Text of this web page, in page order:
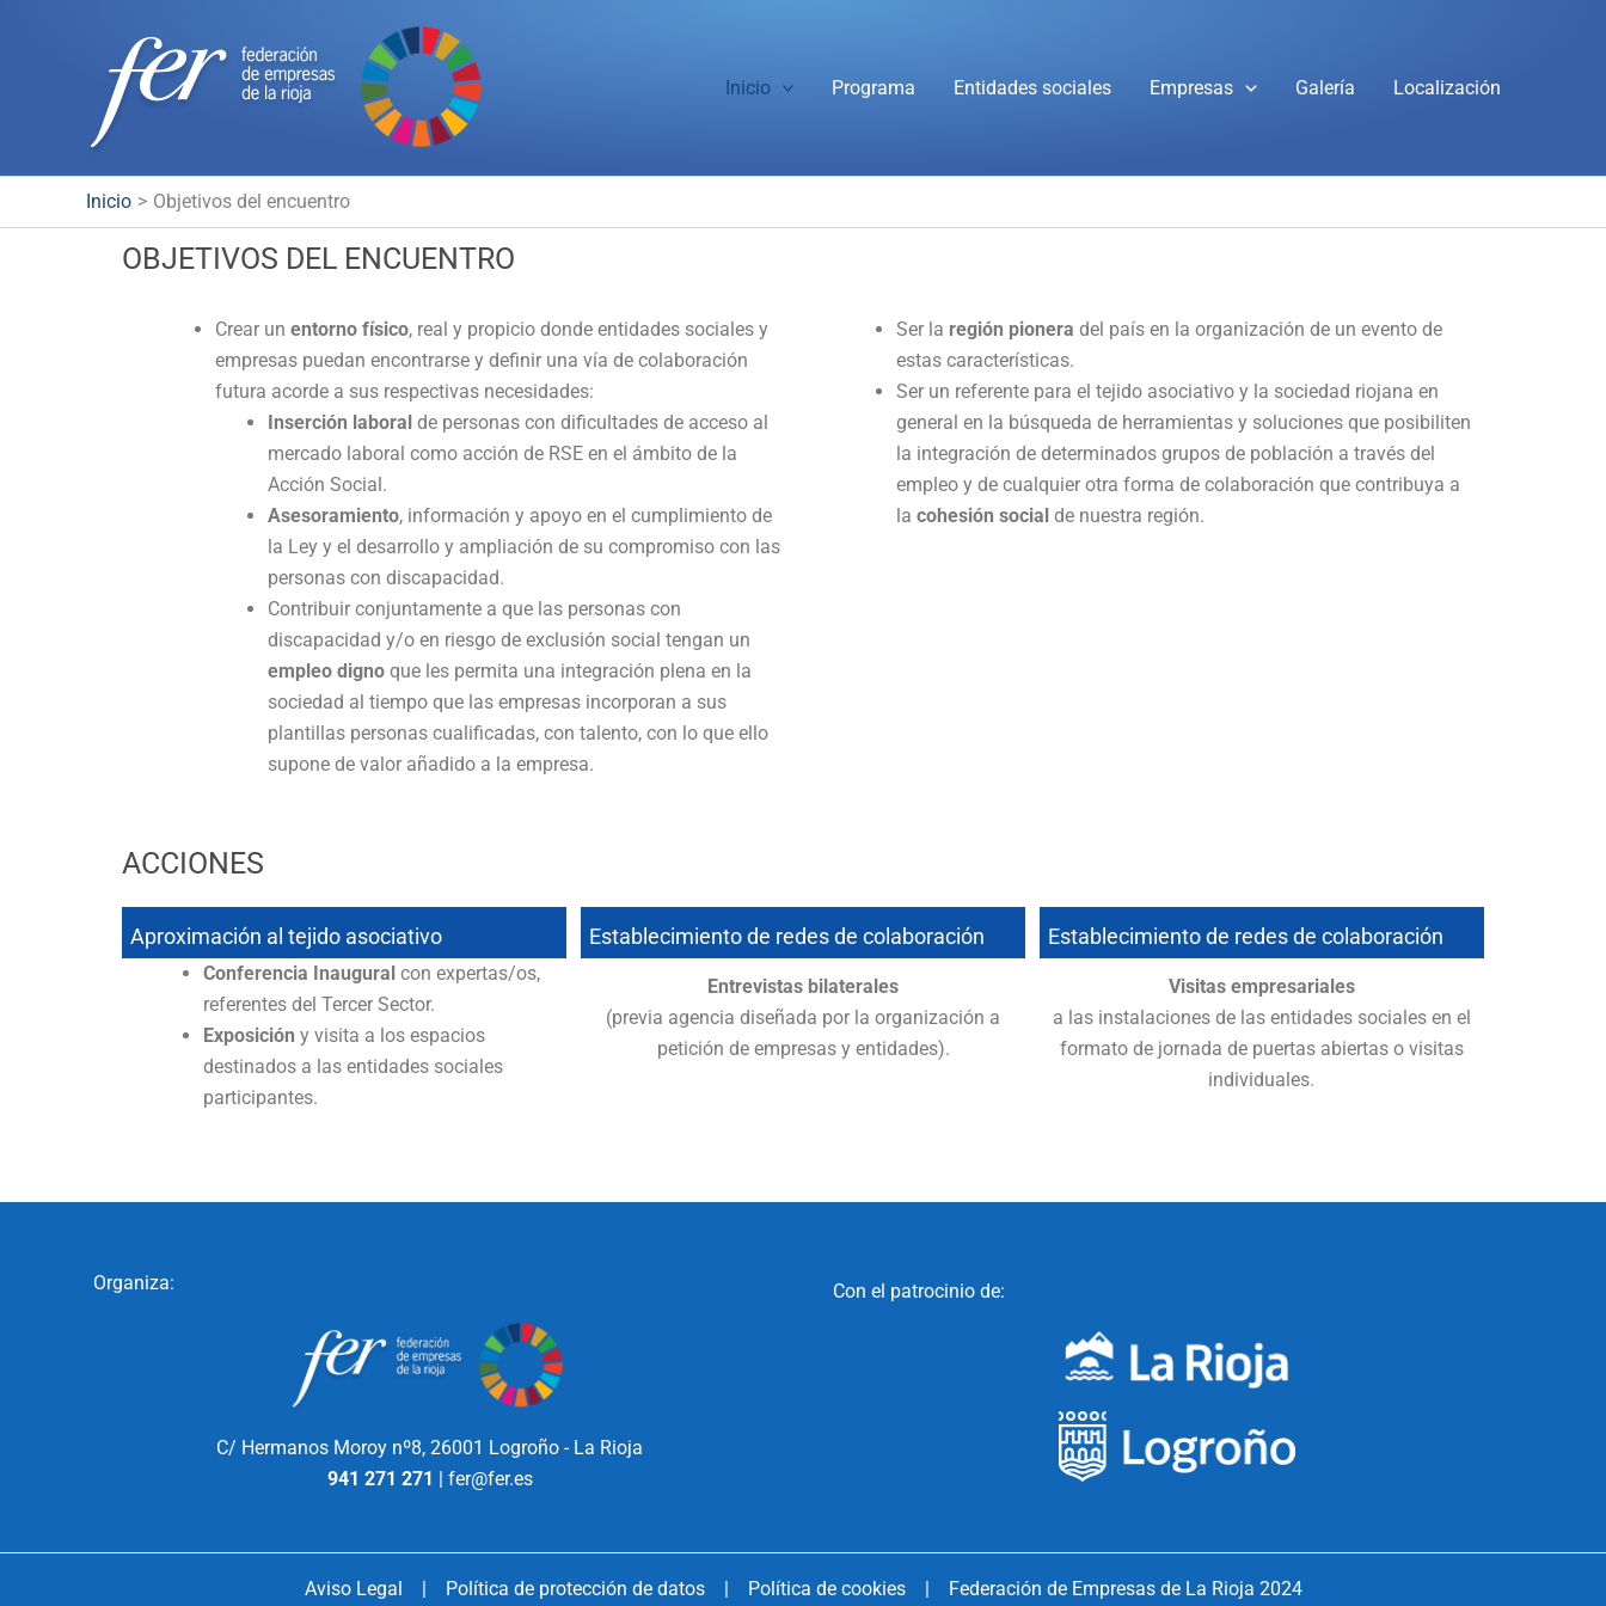
Inicio Programa Entidades sociales Empresas Galería Localización
Inicio Objetivos del encuentro
OBJETIVOS DEL ENCUENTRO
Crear un entorno físico, real y propicio donde entidades sociales y
empresas puedan encontrarse y definir una vía de colaboración
futura acorde a sus respectivas necesidades:
Inserción laboral de personas con dificultades de acceso al
mercado laboral como acción de RSE en el ámbito de la
Acción Social.
Asesoramiento, información y apoyo en el cumplimiento de
la Ley y el desarrollo y ampliación de su compromiso con las
personas con discapacidad.
Contribuir conjuntamente a que las personas con
discapacidad y/o en riesgo de exclusión social tengan un
empleo digno que les permita una integración plena en la
sociedad al tiempo que las empresas incorporan a sus
plantillas personas cualificadas, con talento, con lo que ello
supone de valor añadido a la empresa.
Ser la región pionera del país en la organización de un evento de
estas características.
Ser un referente para el tejido asociativo y la sociedad riojana en
general en la búsqueda de herramientas y soluciones que posibiliten
la integración de determinados grupos de población a través del
empleo y de cualquier otra forma de colaboración que contribuya a
la cohesión social de nuestra región.
ACCIONES
Aproximación al tejido asociativo
Conferencia Inaugural con expertas/os,
referentes del Tercer Sector.
Exposición y visita a los espacios
destinados a las entidades sociales
participantes.
Establecimiento de redes de colaboración
Entrevistas bilaterales
(previa agencia diseñada por la organización a
petición de empresas y entidades).
Establecimiento de redes de colaboración
Visitas empresariales
a las instalaciones de las entidades sociales en el
formato de jornada de puertas abiertas o visitas
individuales.
Organiza:
C/ Hermanos Moroy nº8, 26001 Logroño - La Rioja
941 271 271 | fer@fer.es
Con el patrocinio de:
Aviso Legal Política de protección de datos| Política de cookies| Federación de Empresas de La Rioja 2024